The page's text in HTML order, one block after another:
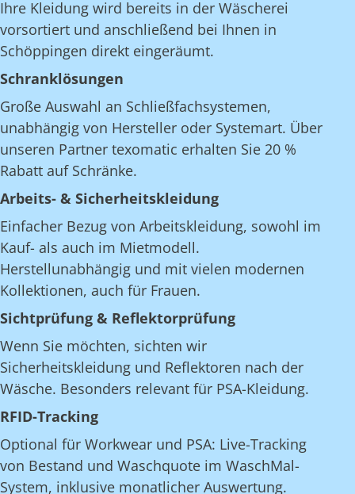
Ihre Kleidung wird bereits in der Wäscherei
vorsortiert und anschließend bei Ihnen in
Schöppingen direkt eingeräumt.
Schranklösungen
Große Auswahl an Schließfachsystemen,
unabhängig von Hersteller oder Systemart. Über
unseren Partner texomatic erhalten Sie 20 %
Rabatt auf Schränke.
Arbeits- & Sicherheitskleidung
Einfacher Bezug von Arbeitskleidung, sowohl im
Kauf- als auch im Mietmodell.
Herstellunabhängig und mit vielen modernen
Kollektionen, auch für Frauen.
Sichtprüfung & Reflektorprüfung
Wenn Sie möchten, sichten wir
Sicherheitskleidung und Reflektoren nach der
Wäsche. Besonders relevant für PSA-Kleidung.
RFID-Tracking
Optional für Workwear und PSA: Live-Tracking
von Bestand und Waschquote im WaschMal-
System, inklusive monatlicher Auswertung.